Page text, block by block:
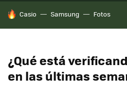
HOY SE HABLA DE
Casio Samsung Fotos
¿Qué está
en las últimas